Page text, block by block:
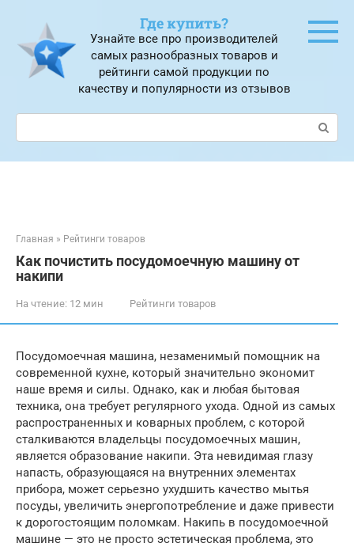
контенту
Где купить?
Узнайте все про производителей
самых разнообразных товаров и
рейтинги самой продукции по
качеству и популярности из отзывов
Поиск:
Главная » Рейтинги товаров
Как почистить посудомоечную машину от
накипи
На чтение: 12 мин Рейтинги товаров
Посудомоечная машина, незаменимый помощник на
современной кухне, который значительно экономит
наше время и силы. Однако, как и любая бытовая
техника, она требует регулярного ухода. Одной из самых
распространенных и коварных проблем, с которой
сталкиваются владельцы посудомоечных машин,
является образование накипи. Эта невидимая глазу
напасть, образующаяся на внутренних элементах
прибора, может серьезно ухудшить качество мытья
посуды, увеличить энергопотребление и даже привести
к дорогостоящим поломкам. Накипь в посудомоечной
машине — это не просто эстетическая проблема, это